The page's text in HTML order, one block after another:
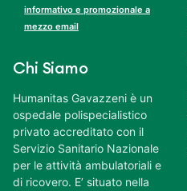
informativo e promozionale a
mezzo email
Chi Siamo
Humanitas Gavazzeni è un
ospedale polispecialistico
privato accreditato con il
Servizio Sanitario Nazionale
per le attività ambulatoriali e
di ricovero. E’ situato nella